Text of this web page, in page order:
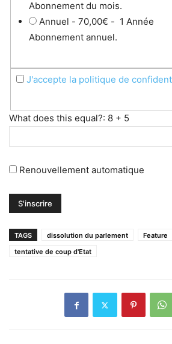
Abonnement du mois.
Annuel -70,00€ - 1 Année
Abonnement annuel.
J'accepte la politique de
What does this equal?: 8 + 5
Renouvellement automatique
TAGS dissolution du parlement Feature
tentative de coup d'Etat